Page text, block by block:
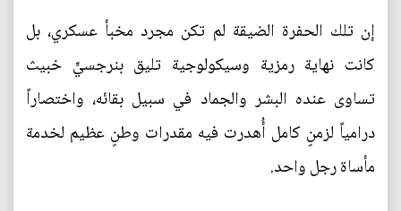
إن تلك الحفرة الضيقة لم تكن مجرد مخبأ عسكري، بل
كانت نهاية رمزية وسيكولوجية تليق بنرجسيٍّ خبيث
تساوى عنده البشر والجماد في سبيل بقائه، واختصاراً
درامياً لزمنٍ كامل أُهدرت فيه مقدرات وطنٍ عظيم لخدمة
مأساة رجل واحد.